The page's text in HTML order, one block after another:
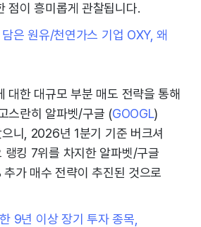
점이 흥미롭게 관찰됩니다.
은 원유/천연가스 기업 OXY, 왜
대한 대규모 부분 매도 전략을 통해
스란히 알파벳/구글 (GOOGL)
니, 2026년 1분기 기준 버크셔
랭킹 7위를 차지한 알파벳/구글
가 매수 전략이 추진된 것으로
9년 이상 장기 투자 종목,